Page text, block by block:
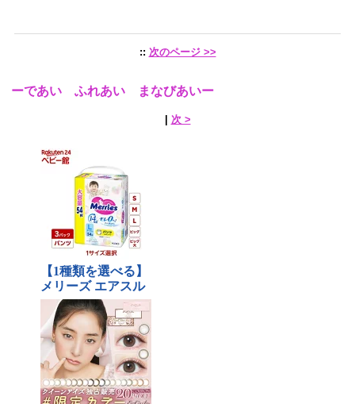
:: 次のページ >>
ーであい ふれあい まなびあいー
次 >